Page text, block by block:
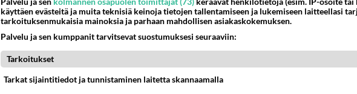
NAVIGAATTORIT JA LISÄVARUSTEET
Ratkaisin teknisen ongelman
Garminin kiinnikkeeseen vaahtomuovia koko tuuletusritilän leveydeltä.
https://freeimage.host/i/qIVOhwQ...
käyttäen evästeitä ja muita teknisiä keinoja tietojen tallentamiseen ja lukemiseen laitteellasi
tarkoituksenmukaisia mainoksia ja parhaan mahdollisen asiakaskokemuksen.
Palvelu ja sen kumppanit tarvitsevat suostumuksesi seuraaviin:
Tarkoitukset
Tarkat sijaintitiedot ja tunnistaminen laitetta skannaamalla